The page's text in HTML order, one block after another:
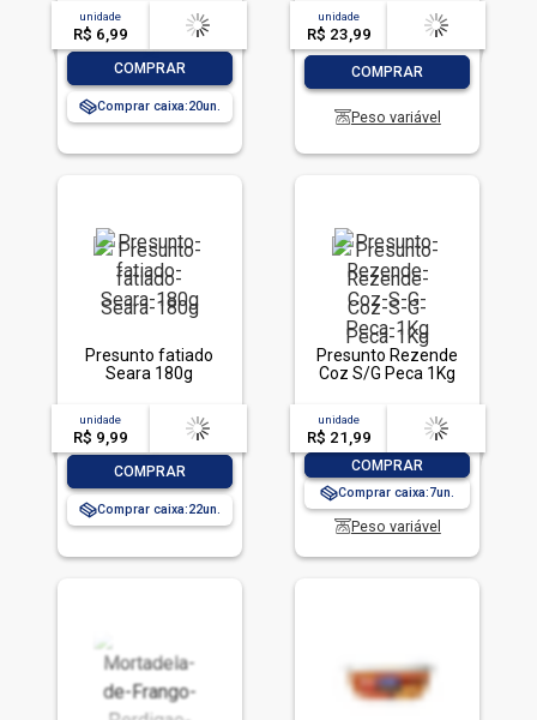
unidade
R$ 6,99
acima de
-- --,--un.
COMPRAR
Comprar caixa:20
unidade
R$ 23,99
acima de
-- --,--un.
COMPRAR
Peso variável
Presunto fatiado
Seara 180g
unidade
R$ 9,99
acima de
-- --,--un.
COMPRAR
Comprar caixa:22
Presunto Rezende
Coz S/G Peca 1Kg
unidade
R$ 21,99
acima de
-- --,--un.
COMPRAR
Comprar caixa:7
Peso variável